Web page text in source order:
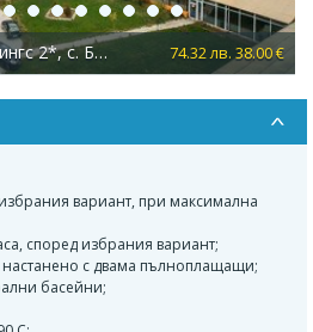
3*, с. Баня 109.53 лв. 56.00 €
Next
вариант, при максимална
според избрания вариант;
настанено с двама пълноплащащи;
басейни;